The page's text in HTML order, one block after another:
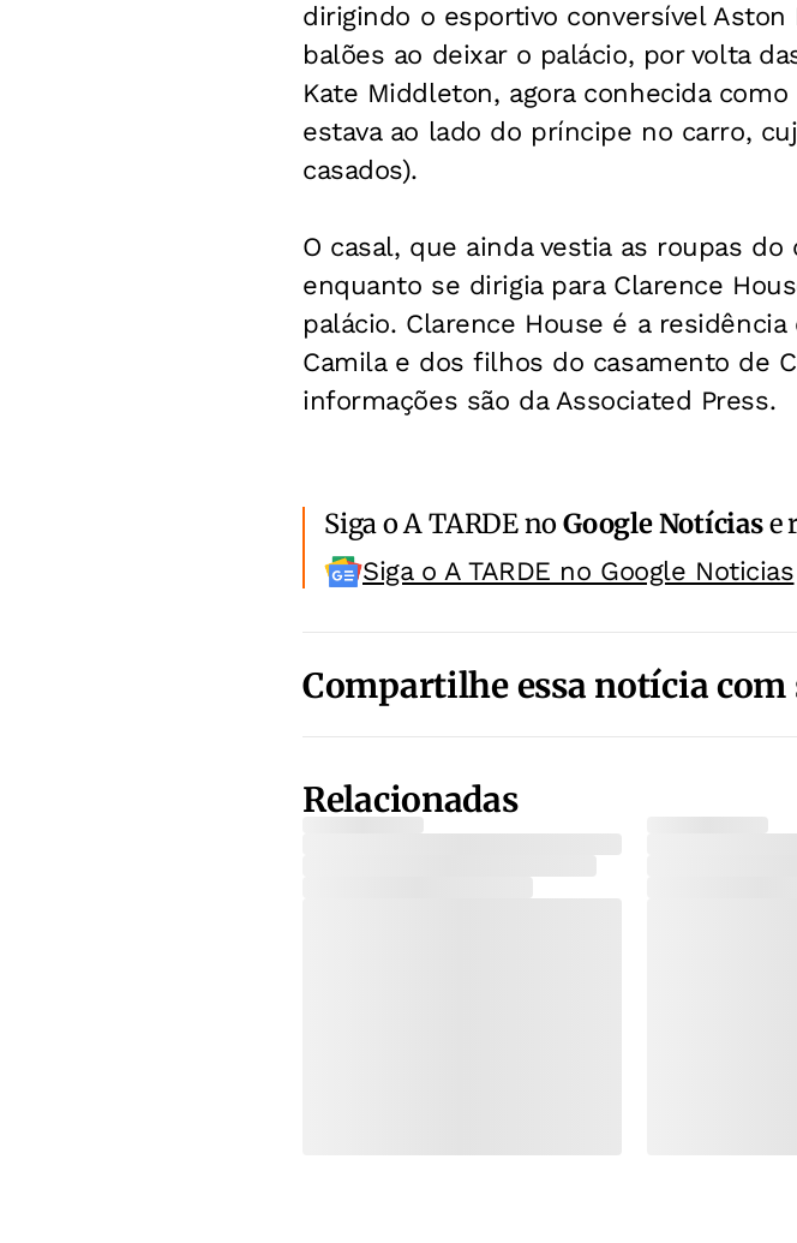
dirigindo o esportivo conversível
balões ao deixar o palácio, por volta
Kate Middleton, agora conhecida
estava ao lado do príncipe no carro,
casados).
O casal, que ainda vestia as roupas
enquanto se dirigia para Clarence
palácio. Clarence House é a
Camila e dos filhos do casamento de
informações são da Associated Press.
Siga o A TARDE noGoogle Notíciase
Siga o A TARDE no Google Noticias
Compartilhe essa notícia com
Relacionadas